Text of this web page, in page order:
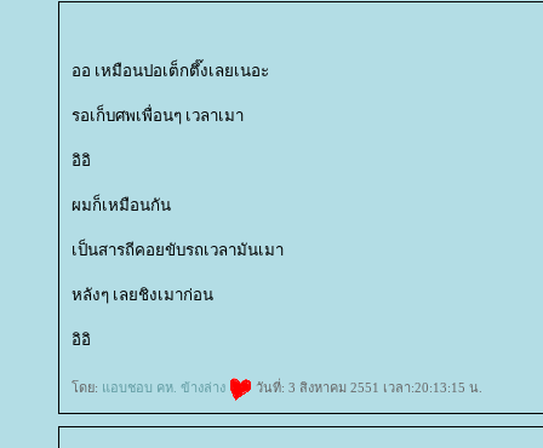
ออ เหมือนปอเต็กตึ๊งเลยเนอะ
รอเก็บศพเพื่อนๆ เวลาเมา
อิอิ
ผมก็เหมือนกัน
เป็นสารถีคอยขับรถเวลามันเมา
หลังๆ เลยชิงเมาก่อน
อิอิ
ดย: อบชอบ คห. ข้างล่าง วันที่: 3 สิงหาคม 2551 เวลา:20:13:15 น.